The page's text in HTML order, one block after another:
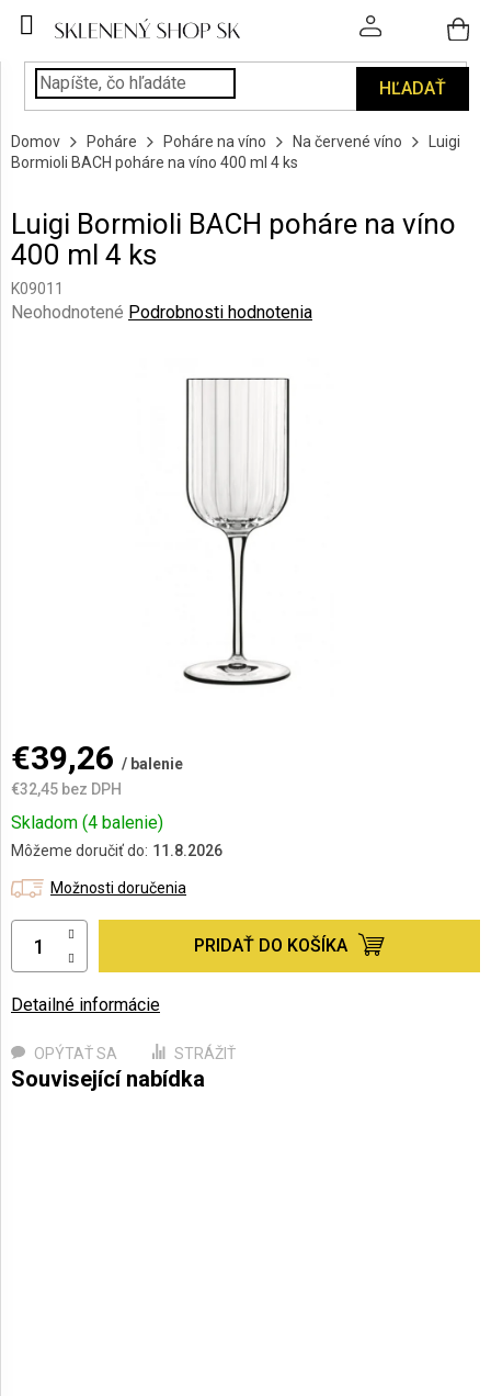
HĽADAŤ
POHÁRE
PODÁVANIE
NÁPOJOV
KUCHYŇA
A
INTERIÉR
Domov Poháre Poháre na víno Na červené víno
Luigi
Bormioli BACH poháre na víno 400 ml 4 ks
Luigi Bormioli BACH poháre na víno
400 ml 4 ks
K09011
Priemerné
Neohodnotené Podrobnosti hodnotenia
€39,26 / balenie
€32,45 bez DPH
Jednotková
cena:
Skladom (4 balenie)
Môžeme doručiť do: 11.8.2026
Možnosti doručenia
PRIDAŤ DO KOŠÍKA
Detailné informácie
OPÝTAŤ SA STRÁŽIŤ